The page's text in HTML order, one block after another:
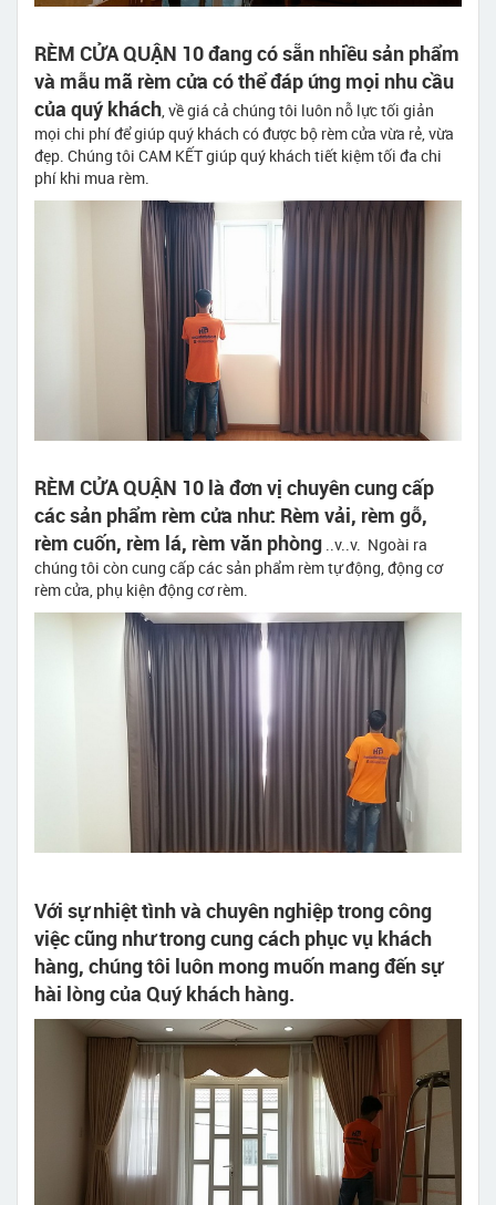
RÈM CỬA QUẬN 10 đang có sẵn nhiều sản phẩm
và mẫu mã rèm cửa có thể đáp ứng mọi nhu cầu
của quý khách , về giá cả chúng tôi luôn nỗ lực tối giản
mọi chi phí để giúp quý khách có được bộ rèm cửa vừa rẻ, vừa
đẹp. Chúng tôi CAM KẾT giúp quý khách tiết kiệm tối đa chi
phí khi mua rèm.
RÈM CỬA QUẬN 10 là đơn vị chuyên cung cấp
các sản phẩm rèm cửa như: Rèm vải, rèm gỗ,
rèm cuốn, rèm lá, rèm văn phòng ..v..v. Ngoài ra
chúng tôi còn cung cấp các sản phẩm rèm tự động, động cơ
rèm cửa, phụ kiện động cơ rèm.
Với sự nhiệt tình và chuyên nghiệp trong công
việc cũng như trong cung cách phục vụ khách
hàng, chúng tôi luôn mong muốn mang đến sự
hài lòng của Quý khách hàng.